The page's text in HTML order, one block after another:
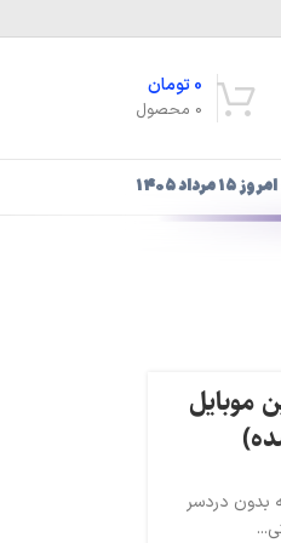
0 محصول
0تومان
امروز ۱۵ مرداد ۱۴۰۵
موبایل
بدون دردسر